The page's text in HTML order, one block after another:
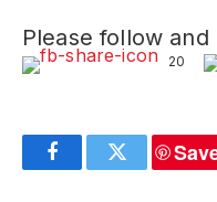
Please follow and
20
FacebookTwitter